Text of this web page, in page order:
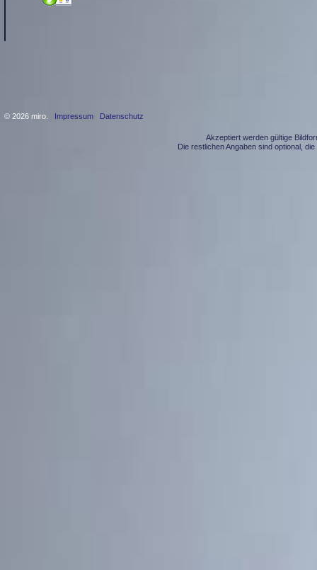
© 2026 miro. Impressum Datenschutz
Akzeptiert werden gültige
Die restlichen Angaben sind optional,